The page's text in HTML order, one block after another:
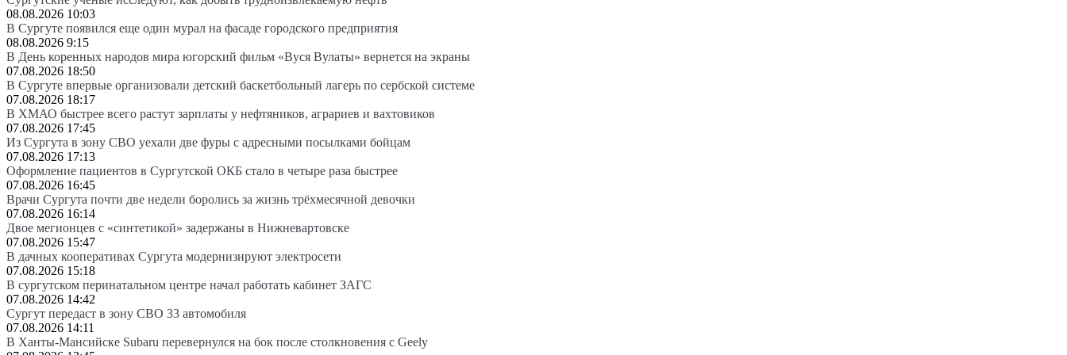
08.08.2026 10:03
В Сургуте появился еще один мурал на фасаде городского предприятия
08.08.2026 9:15
В День коренных народов мира югорский фильм «Вуся Вулаты» вернется на экраны
07.08.2026 18:50
В Сургуте впервые организовали детский баскетбольный лагерь по сербской системе
07.08.2026 18:17
В ХМАО быстрее всего растут зарплаты у нефтяников, аграриев и вахтовиков
07.08.2026 17:45
Из Сургута в зону СВО уехали две фуры с адресными посылками бойцам
07.08.2026 17:13
Оформление пациентов в Сургутской ОКБ стало в четыре раза быстрее
07.08.2026 16:45
Врачи Сургута почти две недели боролись за жизнь трёхмесячной девочки
07.08.2026 16:14
Двое мегионцев с «синтетикой» задержаны в Нижневартовске
07.08.2026 15:47
В дачных кооперативах Сургута модернизируют электросети
07.08.2026 15:18
В сургутском перинатальном центре начал работать кабинет ЗАГС
07.08.2026 14:42
Сургут передаст в зону СВО 33 автомобиля
07.08.2026 14:11
В Ханты-Мансийске Subaru перевернулся на бок после столкновения с Geely